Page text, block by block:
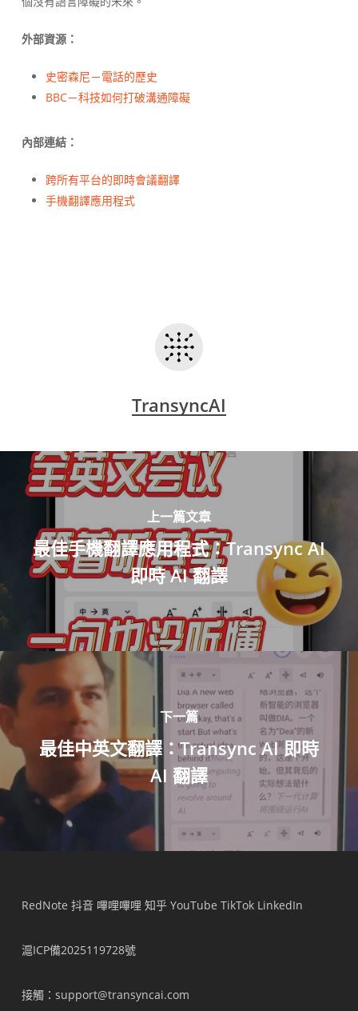
外部資源：
史密森尼－電話的歷史
BBC－科技如何打破溝通障礙
內部連結：
跨所有平台的即時會議翻譯
手機翻譯應用程式
TransyncAI
上一篇文章
最佳手機翻譯應用程式：Transync AI
即時 AI 翻譯
下一篇
最佳中英文翻譯：Transync AI 即時
AI 翻譯
RedNote 抖音 嗶哩嗶哩 知乎 YouTube TikTok LinkedIn
滬ICP備2025119728號
接觸 ：support@transyncai.com